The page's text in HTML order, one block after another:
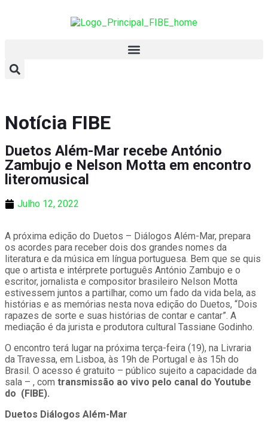
Notícia FIBE
Duetos Além-Mar recebe António
Zambujo e Nelson Motta em encontro
literomusical
Julho 12, 2022
A próxima edição do Duetos – Diálogos Além-Mar, prepara
os acordes para receber dois dos grandes nomes da
literatura e da música em língua portuguesa. Bem que se quis
que o artista e intérprete português António Zambujo e o
escritor, jornalista e compositor brasileiro Nelson Motta
estivessem juntos a partilhar, como um fado da vida bela, as
histórias e as memórias nesta nova edição do Duetos, “Dois
rapazes de sorte e suas histórias de contar e cantar”. A
mediação é da jurista e produtora cultural Tassiane Godinho.
O encontro terá lugar na próxima terça-feira (19), na Livraria
da Travessa, em Lisboa, às 19h de Portugal e às 15h do
Brasil. O acesso é gratuito – público sujeito a capacidade da
sala – , com transmissão ao vivo pelo canal do Youtube
do (FIBE).
Duetos Diálogos Além-Mar